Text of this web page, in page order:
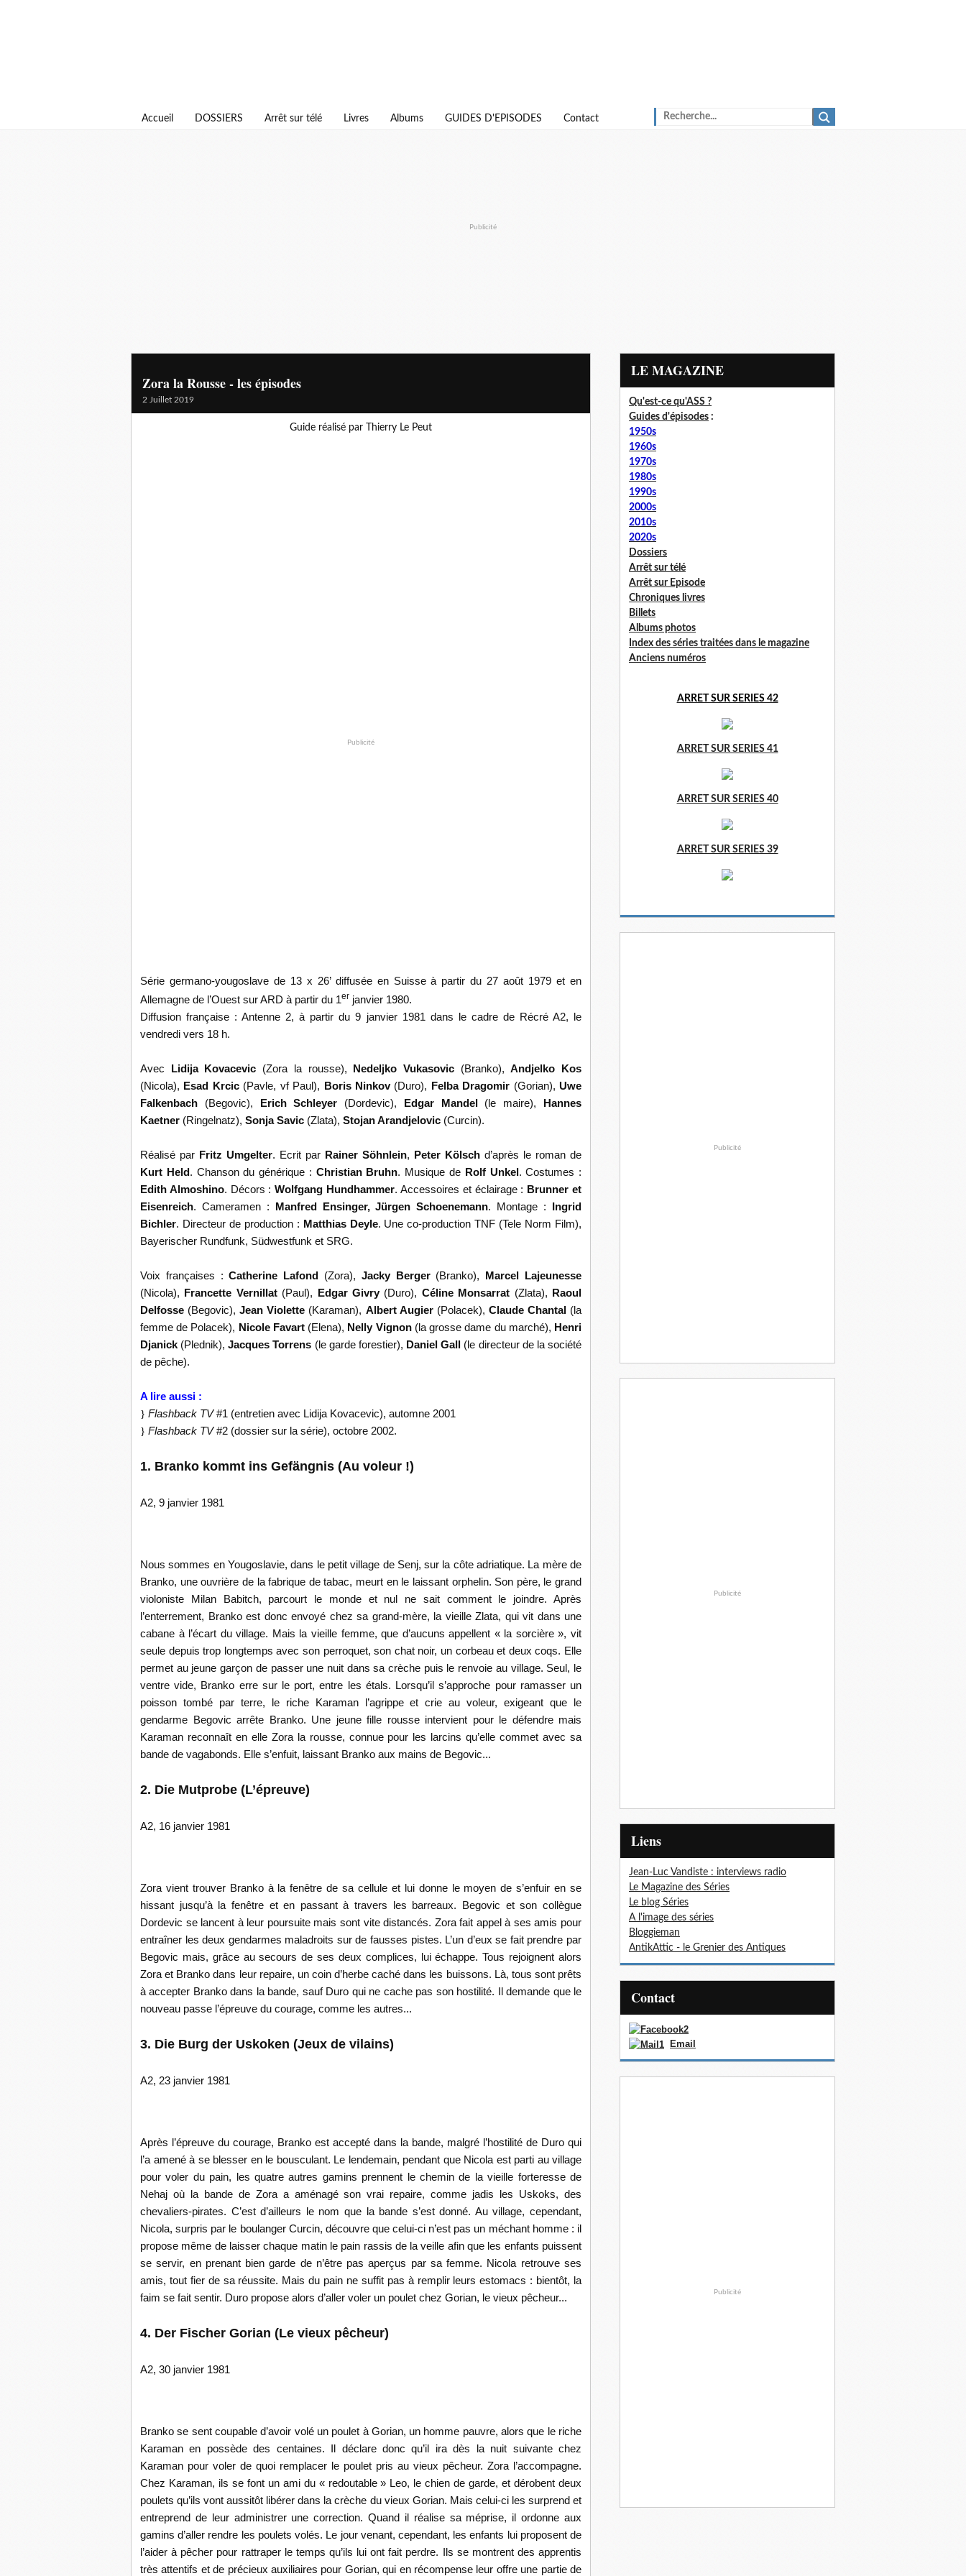
Accueil DOSSIERS Arrêt sur télé Livres Albums GUIDES D'EPISODES Contact
Publicité
Zora la Rousse - les épisodes
2 Juillet 2019
Guide réalisé par Thierry Le Peut
Publicité
Série germano-yougoslave de 13 x 26’ diffusée en Suisse à partir du 27 août 1979 et en
Allemagne de l’Ouest sur ARD à partir du 1er janvier 1980.
Diffusion française : Antenne 2, à partir du 9 janvier 1981 dans le cadre de Récré A2, le
vendredi vers 18 h.
Avec Lidija Kovacevic (Zora la rousse), Nedeljko Vukasovic (Branko),Andjelko Kos
(Nicola), Esad Krcic (Pavle, vf Paul), Boris Ninkov (Duro), Felba Dragomir (Gorian), Uwe
Falkenbach (Begovic), Erich Schleyer (Dordevic), Edgar Mandel (le maire),
Hannes
Kaetner (Ringelnatz), Sonja Savic (Zlata), Stojan Arandjelovic (Curcin).
Réalisé par Fritz Umgelter. Ecrit par Rainer Söhnlein, Peter Kölsch d’après le roman de
Kurt Held . Chanson du générique : Christian Bruhn. Musique de Rolf Unkel . Costumes :
Edith Almoshino. Décors :Wolfgang Hundhammer. Accessoires et éclairage : Brunner et
Eisenreich. Cameramen : Manfred Ensinger, Jürgen Schoenemann. Montage :
Ingrid
Bichler. Directeur de production : Matthias Deyle. Une co-production TNF (Tele Norm Film),
Bayerischer Rundfunk, Südwestfunk et SRG.
Voix françaises :Catherine Lafond (Zora), Jacky Berger (Branko),
Marcel Lajeunesse
(Nicola),
Francette Vernillat (Paul), Edgar Givry (Duro), Céline Monsarrat (Zlata),
Raoul
Delfosse (Begovic),Jean Violette (Karaman), Albert Augier (Polacek), Claude Chantal (la
femme de Polacek), Nicole Favart (Elena), Nelly Vignon (la grosse dame du marché), Henri
Djanick (Plednik),Jacques Torrens (le garde forestier), Daniel Gall (le directeur de la société
de pêche).
A lire aussi :
} Flashback TV#1 (entretien avec Lidija Kovacevic), automne 2001
} Flashback TV#2 (dossier sur la série), octobre 2002.
1. Branko kommt ins Gefängnis (Au voleur !)
A2, 9 janvier 1981
Nous sommes en Yougoslavie, dans le petit village de Senj, sur la côte adriatique. La mère de
Branko, une ouvrière de la fabrique de tabac, meurt en le laissant orphelin. Son père, le grand
violoniste Milan Babitch, parcourt le monde et nul ne sait comment le joindre. Après
l’enterrement, Branko est donc envoyé chez sa grand-mère, la vieille Zlata, qui vit dans une
cabane à l’écart du village. Mais la vieille femme, que d’aucuns appellent « la sorcière », vit
seule depuis trop longtemps avec son perroquet, son chat noir, un corbeau et deux coqs. Elle
permet au jeune garçon de passer une nuit dans sa crèche puis le renvoie au village. Seul, le
ventre vide, Branko erre sur le port, entre les étals. Lorsqu’il s’approche pour ramasser un
poisson tombé par terre, le riche Karaman l’agrippe et crie au voleur, exigeant que le
gendarme Begovic arrête Branko. Une jeune fille rousse intervient pour le défendre mais
Karaman reconnaît en elle Zora la rousse, connue pour les larcins qu’elle commet avec sa
bande de vagabonds. Elle s’enfuit, laissant Branko aux mains de Begovic...
2. Die Mutprobe (L’épreuve)
A2, 16 janvier 1981
Zora vient trouver Branko à la fenêtre de sa cellule et lui donne le moyen de s’enfuir en se
hissant jusqu’à la fenêtre et en passant à travers les barreaux. Begovic et son collègue
Dordevic se lancent à leur poursuite mais sont vite distancés. Zora fait appel à ses amis pour
entraîner les deux gendarmes maladroits sur de fausses pistes. L’un d’eux se fait prendre par
Begovic mais, grâce au secours de ses deux complices, lui échappe. Tous rejoignent alors
Zora et Branko dans leur repaire, un coin d’herbe caché dans les buissons. Là, tous sont prêts
à accepter Branko dans la bande, sauf Duro qui ne cache pas son hostilité. Il demande que le
nouveau passe l’épreuve du courage, comme les autres...
3. Die Burg der Uskoken (Jeux de vilains)
A2, 23 janvier 1981
Après l’épreuve du courage, Branko est accepté dans la bande, malgré l’hostilité de Duro qui
l’a amené à se blesser en le bousculant. Le lendemain, pendant que Nicola est parti au village
pour voler du pain, les quatre autres gamins prennent le chemin de la vieille forteresse de
Nehaj où la bande de Zora a aménagé son vrai repaire, comme jadis les Uskoks, des
chevaliers-pirates. C’est d’ailleurs le nom que la bande s’est donné. Au village, cependant,
Nicola, surpris par le boulanger Curcin, découvre que celui-ci n’est pas un méchant homme : il
propose même de laisser chaque matin le pain rassis de la veille afin que les enfants puissent
se servir, en prenant bien garde de n’être pas aperçus par sa femme. Nicola retrouve ses
amis, tout fier de sa réussite. Mais du pain ne suffit pas à remplir leurs estomacs : bientôt, la
faim se fait sentir. Duro propose alors d’aller voler un poulet chez Gorian, le vieux pêcheur...
4. Der Fischer Gorian (Le vieux pêcheur)
A2, 30 janvier 1981
Branko se sent coupable d’avoir volé un poulet à Gorian, un homme pauvre, alors que le riche
Karaman en possède des centaines. Il déclare donc qu’il ira dès la nuit suivante chez
Karaman pour voler de quoi remplacer le poulet pris au vieux pêcheur. Zora l’accompagne.
Chez Karaman, ils se font un ami du « redoutable » Leo, le chien de garde, et dérobent deux
poulets qu’ils vont aussitôt libérer dans la crèche du vieux Gorian. Mais celui-ci les surprend et
entreprend de leur administrer une correction. Quand il réalise sa méprise, il ordonne aux
gamins d’aller rendre les poulets volés. Le jour venant, cependant, les enfants lui proposent de
l’aider à pêcher pour rattraper le temps qu’ils lui ont fait perdre. Ils se montrent des apprentis
très attentifs et de précieux auxiliaires pour Gorian, qui en récompense leur offre une partie de
LE MAGAZINE
Qu'est-ce qu'ASS ?
Guides d'épisodes :
1950s
1960s
1970s
1980s
1990s
2000s
2010s
2020s
Dossiers
Arrêt sur télé
Arrêt sur Episode
Chroniques livres
Billets
Albums photos
Index des séries traitées dans le magazine
Anciens numéros
ARRET SUR SERIES 42
ARRET SUR SERIES 41
ARRET SUR SERIES 40
ARRET SUR SERIES 39
Publicité
Publicité
Liens
Jean-Luc Vandiste : interviews radio
Le Magazine des Séries
Le blog Séries
A l'image des séries
Bloggieman
AntikAttic - le Grenier des Antiques
Contact
Email
Publicité